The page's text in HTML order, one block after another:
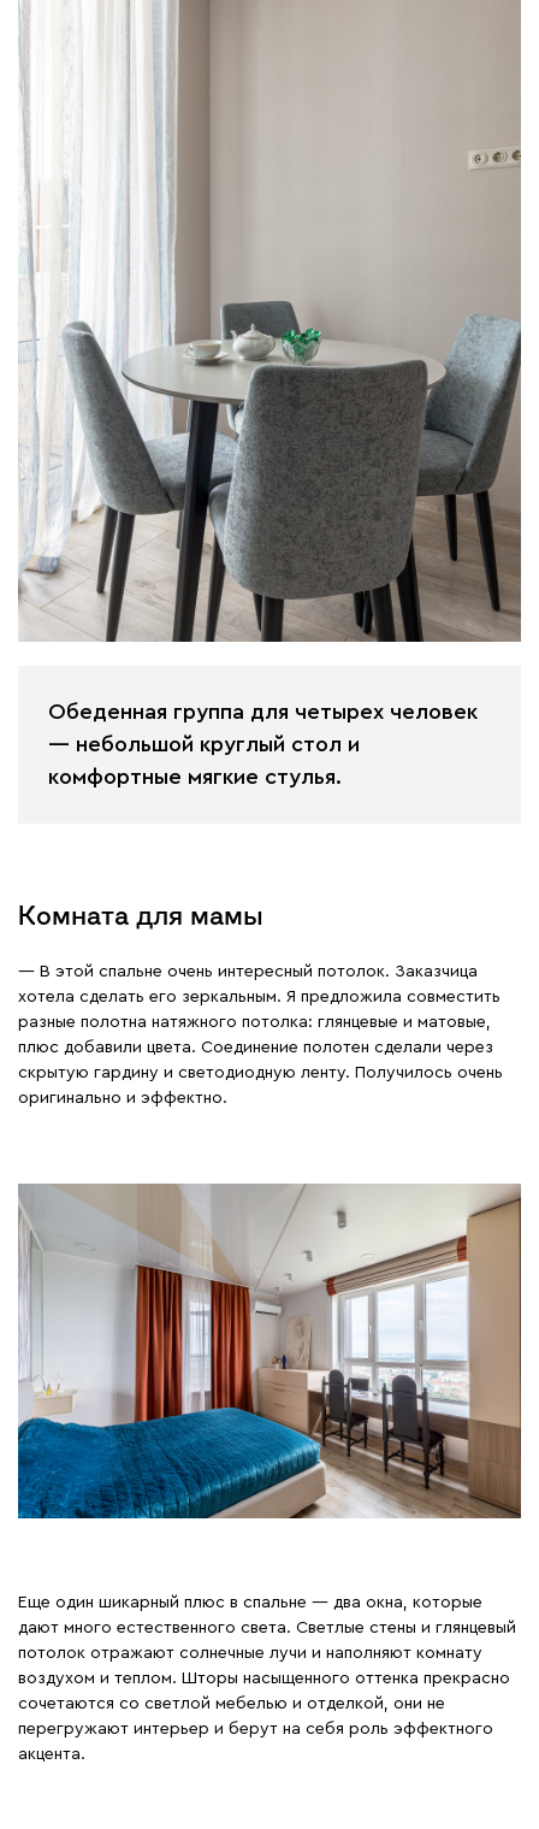
Обеденная группа для четырех человек
— небольшой круглый стол и
комфортные мягкие стулья.
Комната для мамы
— В этой спальне очень интересный потолок. Заказчица
хотела сделать его зеркальным. Я предложила совместить
разные полотна натяжного потолка: глянцевые и матовые,
плюс добавили цвета. Соединение полотен сделали через
скрытую гардину и светодиодную ленту. Получилось очень
оригинально и эффектно.
Еще один шикарный плюс в спальне — два окна, которые
дают много естественного света. Светлые стены и глянцевый
потолок отражают солнечные лучи и наполняют комнату
воздухом и теплом. Шторы насыщенного оттенка прекрасно
сочетаются со светлой мебелью и отделкой, они не
перегружают интерьер и берут на себя роль эффектного
акцента.